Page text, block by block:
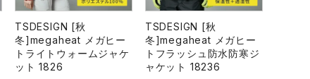
TSDESIGN [秋
冬]megaheat メガヒー
トライトウォームジャケ
ット 1826
TSDESIGN [秋
冬]megaheat メガヒー
トフラッシュ防水防寒ジ
ャケット 18236